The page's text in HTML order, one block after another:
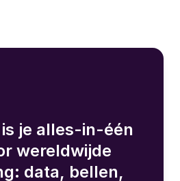
je alles-in-één
wereldwijde
data, bellen,